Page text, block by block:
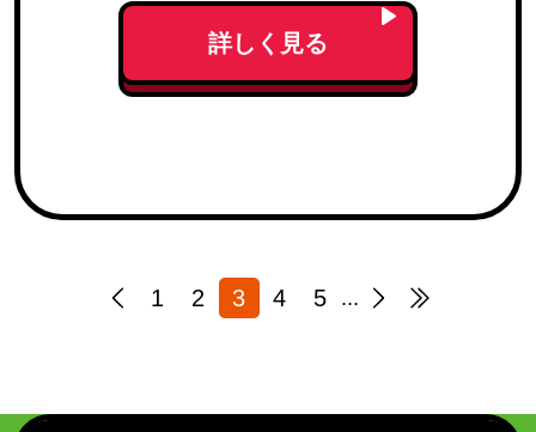
詳しく見る
1 2 3 4 5 ...